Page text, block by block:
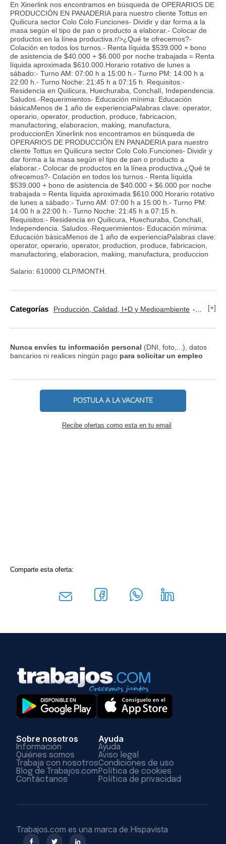
En Xinerlink nos encontramos en búsqueda de OPERARIOS DE
PRODUCCIÓN EN PANADERIA para nuestro cliente Tottus en
Quilicura sector Colo Colo.Funciones- Dividir y dar forma a la
masa según el tipo de pan o producto a elaborar.- Colocar de
productos en la línea productiva.r/>¿Qué te ofrecemos?-
Colación en todos los turnos.- Renta líquida $539.000 + bono
de asistencia de $40.000 + $6.000 por noche trabajada = Renta
líquida aproximada $610.000.Horario rotativo de lunes a
sábado:- Turno AM: 07:00 h a 15:00 h.- Turno PM: 14:00 h a
22:00 h.- Turno Noche: 21:45 h a 07:15 h. Requisitos:-
Residencia en Quilicura, Huechuraba, Conchalí, Independencia.
Saludos.-Requerimientos- Educación mínima: Educación
básicaMenos de 1 año de experienciaPalabras clave: operator,
operario, operator, production, produce, fabricacion,
manufactoring, elaboracion, making, manufactura,
produccionEn Xinerlink nos encontramos en búsqueda de
OPERARIOS DE PRODUCCIÓN EN PANADERIA para nuestro
cliente Tottus en Quilicura sector Colo Colo.Funciones- Dividir y
dar forma a la masa según el tipo de pan o producto a
elaborar.- Colocar de productos en la línea productiva.¿Qué te
ofrecemos?- Colación en todos los turnos.- Renta líquida
$539.000 + bono de asistencia de $40.000 + $6.000 por noche
trabajada = Renta líquida aproximada $610.000.Horario rotativo
de lunes a sábado:- Turno AM: 07:00 h a 15:00 h.- Turno PM:
14:00 h a 22:00 h.- Turno Noche: 21:45 h a 07:15 h.
Requisitos:- Residencia en Quilicura, Huechuraba, Conchalí,
Independencia. Saludos.-Requerimientos- Educación mínima:
Educación básicaMenos de 1 año de experienciaPalabras clave:
operator, operario, operator, production, produce, fabricacion,
manufactoring, elaboracion, making, manufactura, produccion
Salario: 610000 CLP/MONTH.
Categorías Producción, Calidad, I+D y Medioambiente [+]
Nunca envíes tu información personal (DNI, foto,...), datos
bancarios ni realices ningún pago para solicitar un empleo
POSTULA A LA VACANTE
Recibe ofertas como esta en tu email
Comparte esta oferta:
Sobre nosotros
Información
Quiénes somos
Trabaja con nosotros
Blog de Trabajos.com
Contáctanos
Ayuda
Ayuda
Aviso legal
Condiciones de uso
Política de cookies
Política de privacidad
Trabajos.com es una marca de Hispavista